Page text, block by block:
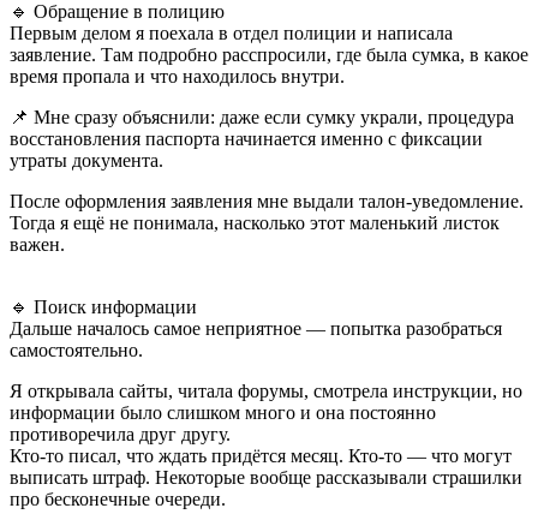
🔹 Обращение в полицию
Первым делом я поехала в отдел полиции и написала
заявление. Там подробно расспросили, где была сумка, в какое
время пропала и что находилось внутри.
📌 Мне сразу объяснили: даже если сумку украли, процедура
восстановления паспорта начинается именно с фиксации
утраты документа.
После оформления заявления мне выдали талон-уведомление.
Тогда я ещё не понимала, насколько этот маленький листок
важен.
🔹 Поиск информации
Дальше началось самое неприятное — попытка разобраться
самостоятельно.
Я открывала сайты, читала форумы, смотрела инструкции, но
информации было слишком много и она постоянно
противоречила друг другу.
Кто-то писал, что ждать придётся месяц. Кто-то — что могут
выписать штраф. Некоторые вообще рассказывали страшилки
про бесконечные очереди.